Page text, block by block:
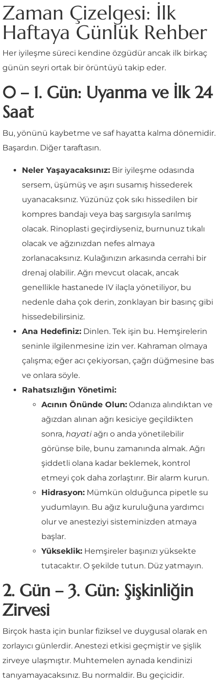
Zaman Çizelgesi: İlk
Haftaya Günlük Rehber
Her iyileşme süreci kendine özgüdür ancak ilk birkaç
günün seyri ortak bir örüntüyü takip eder.
0 – 1. Gün: Uyanma ve İlk 24
Saat
Bu, yönünü kaybetme ve saf hayatta kalma dönemidir.
Başardın. Diğer taraftasın.
Neler Yaşayacaksınız: Bir iyileşme odasında
sersem, üşümüş ve aşırı susamış hissederek
uyanacaksınız. Yüzünüz çok sıkı hissedilen bir
kompres bandajı veya baş sargısıyla sarılmış
olacak. Rinoplasti geçirdiyseniz, burnunuz tıkalı
olacak ve ağzınızdan nefes almaya
zorlanacaksınız. Kulağınızın arkasında cerrahi bir
drenaj olabilir. Ağrı mevcut olacak, ancak
genellikle hastanede IV ilaçla yönetiliyor, bu
nedenle daha çok derin, zonklayan bir basınç gibi
hissedebilirsiniz.
Ana Hedefiniz: Dinlen. Tek işin bu. Hemşirelerin
seninle ilgilenmesine izin ver. Kahraman olmaya
çalışma; eğer acı çekiyorsan, çağrı düğmesine bas
ve onlara söyle.
Rahatsızlığın Yönetimi:
Acının Önünde Olun: Odanıza alındıktan ve
ağızdan alınan ağrı kesiciye geçildikten
sonra, hayati ağrı o anda yönetilebilir
görünse bile, bunu zamanında almak. Ağrı
şiddetli olana kadar beklemek, kontrol
etmeyi çok daha zorlaştırır. Bir alarm kurun.
Hidrasyon: Mümkün olduğunca pipetle su
yudumlayın. Bu ağız kuruluğuna yardımcı
olur ve anesteziyi sisteminizden atmaya
başlar.
Yükseklik: Hemşireler başınızı yüksekte
tutacaktır. O şekilde tutun. Düz yatmayın.
2. Gün – 3. Gün: Şişkinliğin
Zirvesi
Birçok hasta için bunlar fiziksel ve duygusal olarak en
zorlayıcı günlerdir. Anestezi etkisi geçmiştir ve şişlik
zirveye ulaşmıştır. Muhtemelen aynada kendinizi
tanıyamayacaksınız. Bu normaldir. Bu geçicidir.